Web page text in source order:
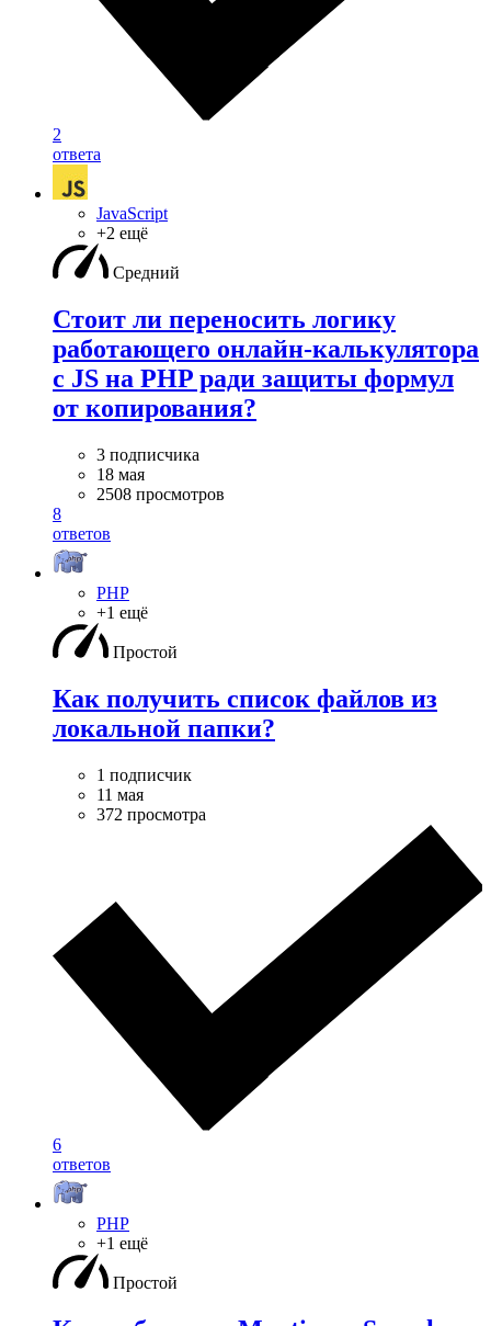
2
ответа
JavaScript
+2 ещё
Средний
Стоит ли переносить логику
работающего онлайн-калькулятора
с JS на PHP ради защиты формул
от копирования?
3 подписчика
18 мая
2508 просмотров
8
ответов
PHP
+1 ещё
Простой
Как получить список файлов из
локальной папки?
1 подписчик
11 мая
372 просмотра
6
ответов
PHP
+1 ещё
Простой